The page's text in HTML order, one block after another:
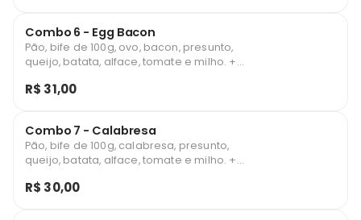
Combo 6 - Egg Bacon
Pão, bife de 100g, ovo, bacon, presunto,
queijo, batata, alface, tomate e milho. +
R$ 31,00
Combo 7 - Calabresa
Pão, bife de 100g, calabresa, presunto,
queijo, batata, alface, tomate e milho. +
R$ 30,00